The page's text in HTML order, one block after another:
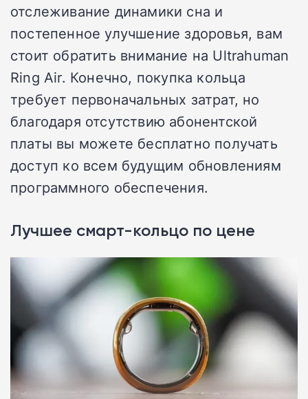
отслеживание динамики сна и
постепенное улучшение здоровья, вам
стоит обратить внимание на Ultrahuman
Ring Air. Конечно, покупка кольца
требует первоначальных затрат, но
благодаря отсутствию абонентской
платы вы можете бесплатно получать
доступ ко всем будущим обновлениям
программного обеспечения.
Лучшее смарт-кольцо по цене